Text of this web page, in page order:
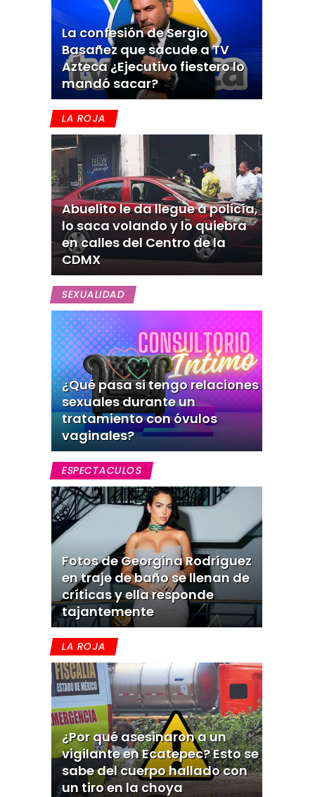
La confesión de Sergio
Basañez que sacude a TV
Azteca ¿Ejecutivo fiestero lo
mandó sacar?
LA ROJA
Abuelito le da llegue a policía,
lo saca volando y lo quiebra
en calles del Centro de la
CDMX
SEXUALIDAD
¿Qué pasa si tengo relaciones
sexuales durante un
tratamiento con óvulos
vaginales?
ESPECTACULOS
Fotos de Georgina Rodríguez
en traje de baño se llenan de
críticas y ella responde
tajantemente
LA ROJA
¿Por qué asesinaron a un
vigilante en Ecatepec? Esto se
sabe del cuerpo hallado con
un tiro en la choya